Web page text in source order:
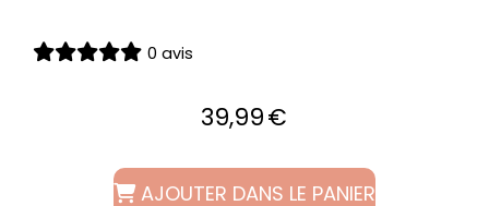
0 avis
39,99€
AJOUTER DANS LE PANIER